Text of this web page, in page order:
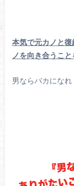
本気で元カノと
ノを向き合うこと
男ならバカになれ